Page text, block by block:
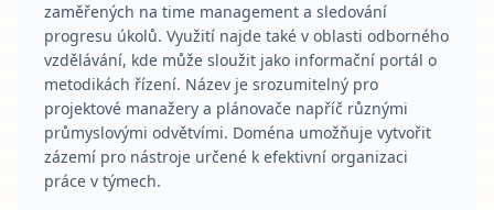
zaměřených na time management a sledování
progresu úkolů. Využití najde také v oblasti odborného
vzdělávání, kde může sloužit jako informační portál o
metodikách řízení. Název je srozumitelný pro
projektové manažery a plánovače napříč různými
průmyslovými odvětvími. Doména umožňuje vytvořit
zázemí pro nástroje určené k efektivní organizaci
práce v týmech.